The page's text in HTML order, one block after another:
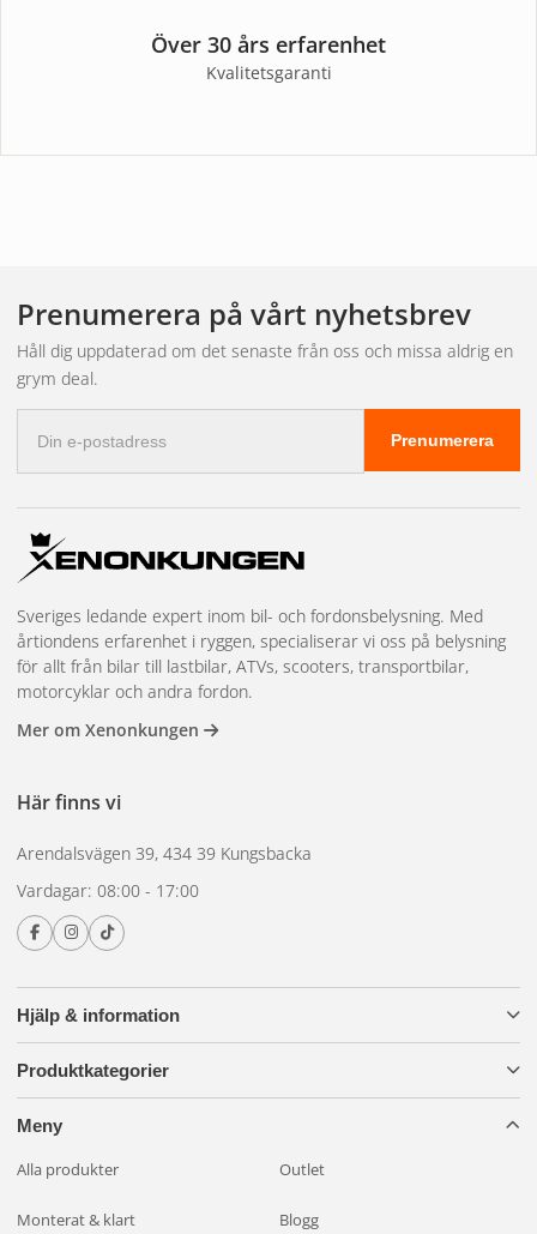
Över 30 års erfarenhet
Kvalitetsgaranti
Prenumerera på vårt nyhetsbrev
Håll dig uppdaterad om det senaste från oss och missa aldrig en
grym deal.
postadress
Prenumerera
Hjälp & information
Produktkategorier
Meny
Alla produkter Outlet
Monterat & klart Blogg
Sveriges ledande expert inom bil- och fordonsbelysning. Med
årtiondens erfarenhet i ryggen, specialiserar vi oss på belysning
för allt från bilar till lastbilar, ATVs, scooters, transportbilar,
motorcyklar och andra fordon.
Mer om Xenonkungen
Här finns vi
Arendalsvägen 39, 434 39 Kungsbacka
Vardagar: 08:00 - 17:00